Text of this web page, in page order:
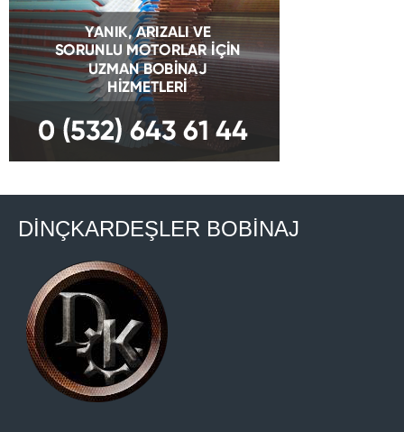
DİNÇKARDEŞLER BOBİNAJ